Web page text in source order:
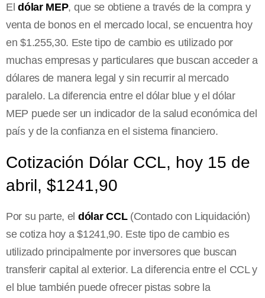
Eldólar MEP, que se obtiene a través de la compra y
venta de bonos en el mercado local, se encuentra hoy
en $1.255,30. Este tipo de cambio es utilizado por
muchas empresas y particulares que buscan acceder a
dólares de manera legal y sin recurrir al mercado
paralelo. La diferencia entre el dólar blue y el dólar
MEP puede ser un indicador de la salud económica del
país y de la confianza en el sistema financiero.
Cotización Dólar CCL, hoy 15 de
abril, $1241,90
Por su parte, el dólar CCL(Contado con Liquidación)
se cotiza hoy a $1241,90. Este tipo de cambio es
utilizado principalmente por inversores que buscan
transferir capital al exterior. La diferencia entre el CCL y
el blue también puede ofrecer pistas sobre la